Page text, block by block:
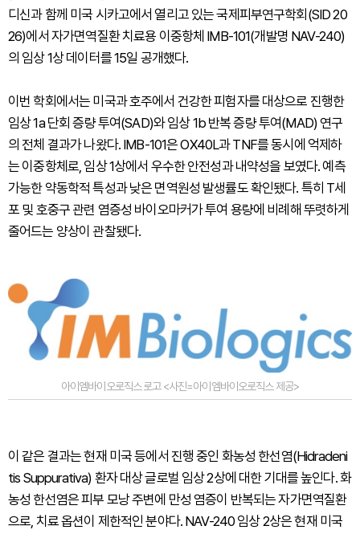
디신과 함께 미국 시카고에서 열리고 있는 국제피부연구학회(SID 20
26)에서 자가면역질환 치료용 이중항체 IMB-101(개발명 NAV-240)
의 임상 1상 데이터를 15일 공개했다.
이번 학회에서는 미국과 호주에서 건강한 피험자를 대상으로 진행한
임상 1a 단회 증량 투여(SAD)와 임상 1b 반복 증량 투여(MAD) 연구
의 전체 결과가 나왔다. IMB-101은 OX40L과 TNF를 동시에 억제하
는 이중항체로, 임상 1상에서 우수한 안전성과 내약성을 보였다. 예측
가능한 약동학적 특성과 낮은 면역원성 발생률도 확인됐다. 특히 T세
포 및 호중구 관련 염증성 바이오마커가 투여 용량에 비례해 뚜렷하게
줄어드는 양상이 관찰됐다.
아이엠바이오로직스 로고 <사진=아이엠바이오로직스 제공>
이 같은 결과는 현재 미국 등에서 진행 중인 화농성 한선염(Hidradeni
tis Suppurativa) 환자 대상 글로벌 임상 2상에 대한 기대를 높인다. 화
농성 한선염은 피부 모낭 주변에 만성 염증이 반복되는 자가면역질환
으로, 치료 옵션이 제한적인 분야다. NAV-240 임상 2상은 현재 미국